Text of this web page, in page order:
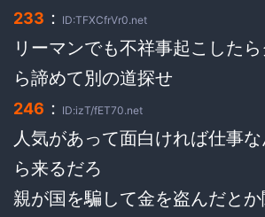
233 ： ID:TFXCfrVr0.net
リーマンでも不祥事起こした
ら諦めて別の道探せ
246 ： ID:izT/fET70.net
人気があって面白ければ仕事
ら来るだろ
親が国を騙して金を盗んだと